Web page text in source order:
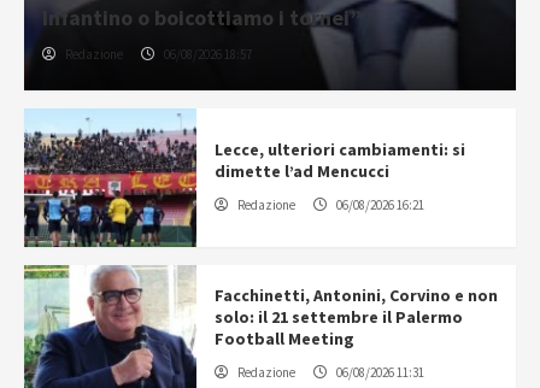
Infantino o boicottiamo i tornei”
Redazione 06/08/2026 18:57
Lecce, ulteriori cambiamenti: si
dimette l’ad Mencucci
Redazione 06/08/2026 16:21
Facchinetti, Antonini, Corvino e non
solo: il 21 settembre il Palermo
Football Meeting
Redazione 06/08/2026 11:31